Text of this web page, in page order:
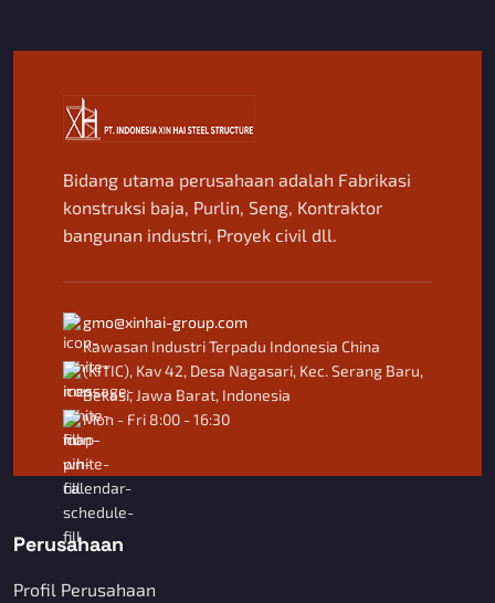
Bidang utama perusahaan adalah Fabrikasi
konstruksi baja, Purlin, Seng, Kontraktor
bangunan industri, Proyek civil dll.
gmo@xinhai-group.com
Kawasan Industri Terpadu Indonesia China
(KITIC), Kav 42, Desa Nagasari, Kec. Serang Baru,
Bekasi, Jawa Barat, Indonesia
Mon - Fri 8:00 - 16:30
Perusahaan
Profil Perusahaan